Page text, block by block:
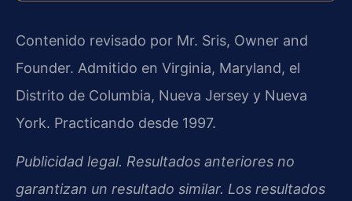
Contenido revisado por Mr. Sris, Owner and
Founder. Admitido en Virginia, Maryland, el
Distrito de Columbia, Nueva Jersey y Nueva
York. Practicando desde 1997.
Publicidad legal. Resultados anteriores no
garantizan un resultado similar. Los resultados